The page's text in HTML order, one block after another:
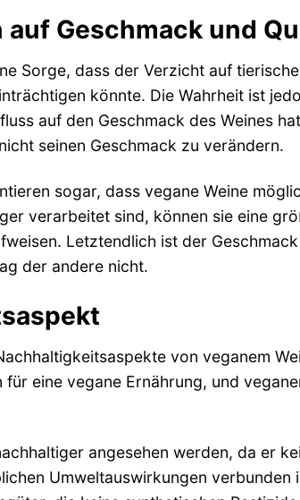
Geschmack und
Sorge, dass der Verzicht auf
könnte. Die Wahrheit ist
auf den Geschmack des Weines
seinen Geschmack zu verändern.
sogar, dass vegane Weine
verarbeitet sind, können sie eine
Letztendlich ist der
der andere nicht.
von veganem
eine vegane Ernährung, und
angesehen werden, da er
Umweltauswirkungen verbunden